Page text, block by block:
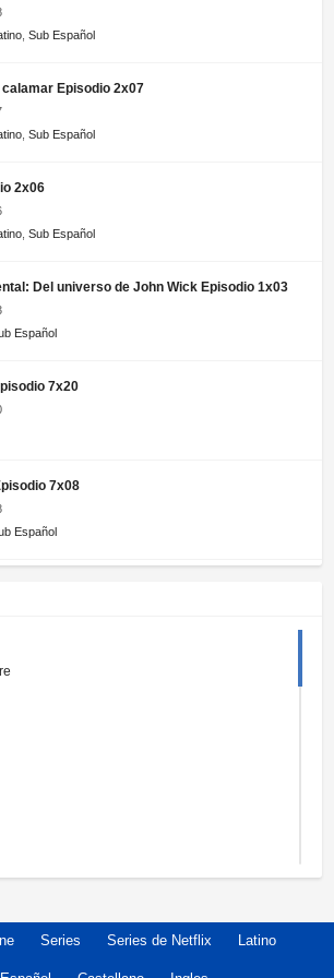
2×02 HD Online Temporada 2
2×01 HD Online Temporada 2
Sub Español
calamar Episodio 2x07
Sub Español
2x06
Sub Español
Del universo de John Wick Episodio 1x03
Español
7x20
7x08
Español
Series Series de Netflix Latino